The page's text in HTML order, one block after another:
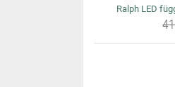
Ralph LED